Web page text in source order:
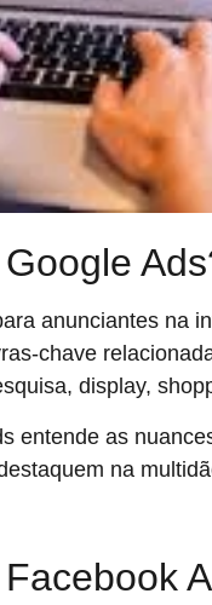
anunciantes na
chave
display,
entende as
na